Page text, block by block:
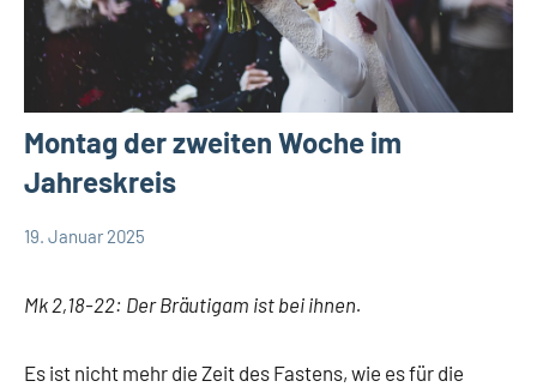
Montag der zweiten Woche im
Jahreskreis
19. Januar 2025
Mk 2,18-22: Der Bräutigam ist bei ihnen.
Es ist nicht mehr die Zeit des Fastens, wie es für die